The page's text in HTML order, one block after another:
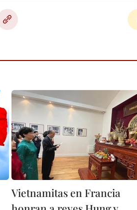
Vietnamitas en Francia